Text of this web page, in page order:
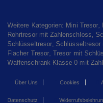
Weitere Kategorien: Mini Tresor
Rohrtresor mit Zahlenschloss
Schlüsseltresor, Schlüsseltresor
Flacher Tresor,Tresor mit
Waffenschrank Klasse 0 mit
Über Uns Cookies
Datenschutz